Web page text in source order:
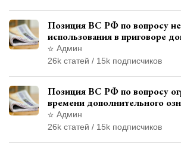
Позиция ВС РФ по вопросу
использования в приговоре
исследованных в судебном
Админ
26k статей / 15k подписчиков
Позиция ВС РФ по вопросу
времени дополнительного
материалами уголовного дела
Админ
26k статей / 15k подписчиков